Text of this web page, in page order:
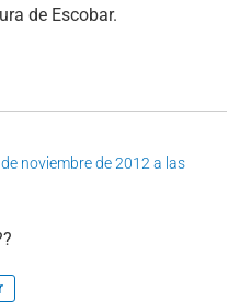
de Escobar.
noviembre de 2012 a las